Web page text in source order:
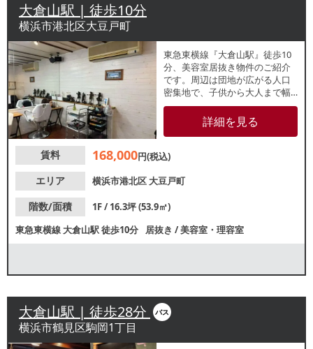
大倉山駅 | 徒歩10分
横浜市港北区大豆戸町
東急東横線『大倉山駅』徒歩10
分、美容室居抜き物件のご紹介
です。周辺は団地が広がる人口
密集地で、子供から大人まで幅
広い年齢層の集客が期待できま
す。通り沿いの1階路面店で視認
性良好！諸条件等、お気軽にお
詳細を見る
賃料 168,000円(税込)
エリア
横浜市港北区 大豆戸町
階数/面積
1F / 16.3坪 (53.9㎡)
東急東横線 大倉山駅徒歩10分 居抜き /美容室・理容室
大倉山駅 | 徒歩28分 バス
横浜市鶴見区駒岡1丁目